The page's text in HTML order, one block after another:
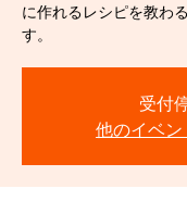
に作れるレシピを教わ
す。
受付
他のイベン